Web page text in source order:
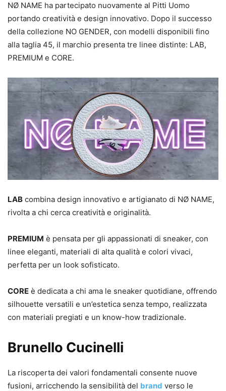
NØ NAME ha partecipato nuovamente al Pitti Uomo
portando creatività e design innovativo. Dopo il successo
della collezione NO GENDER, con modelli disponibili fino
alla taglia 45, il marchio presenta tre linee distinte: LAB,
PREMIUM e CORE.
LAB combina design innovativo e artigianato di NØ NAME,
rivolta a chi cerca creatività e originalità.
PREMIUM è pensata per gli appassionati di sneaker, con
linee eleganti, materiali di alta qualità e colori vivaci,
perfetta per un look sofisticato.
CORE è dedicata a chi ama le sneaker quotidiane, offrendo
silhouette versatili e un’estetica senza tempo, realizzata
con materiali pregiati e un know-how tradizionale.
Brunello Cucinelli
La riscoperta dei valori fondamentali consente nuove
fusioni, arricchendo la sensibilità del brand verso le